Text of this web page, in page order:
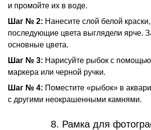
и промойте их в воде.
Шаг № 2: Нанесите слой белой
последующие цвета выглядели ярче.
основные цвета.
Шаг № 3: Нарисуйте рыбок с помощью
маркера или черной ручки.
Шаг № 4: Поместите «рыбок» в
с другими неокрашенными камнями.
8. Рамка для